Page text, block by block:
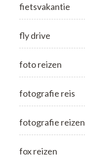
fietsvakantie
fly drive
foto reizen
fotografie reis
fotografie reizen
fox reizen